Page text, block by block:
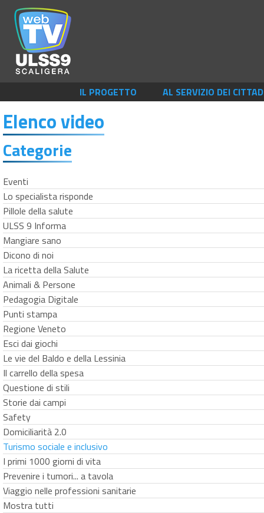
IL PROGETTO AL SERVIZIO DEI
Elenco video
Categorie
Eventi
Lo specialista risponde
Pillole della salute
ULSS 9 Informa
Mangiare sano
Dicono di noi
La ricetta della Salute
Animali & Persone
Pedagogia Digitale
Punti stampa
Regione Veneto
Esci dai giochi
Le vie del Baldo e della Lessinia
Il carrello della spesa
Questione di stili
Storie dai campi
Safety
Domiciliarità 2.0
Turismo sociale e inclusivo
I primi 1000 giorni di vita
Prevenire i tumori... a tavola
Viaggio nelle professioni sanitarie
Mostra tutti